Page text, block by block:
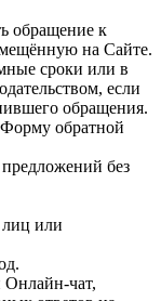
обращение к
на Сайте.
сроки или в
если
обращения.
Форму обратной
без
лиц или
чат,